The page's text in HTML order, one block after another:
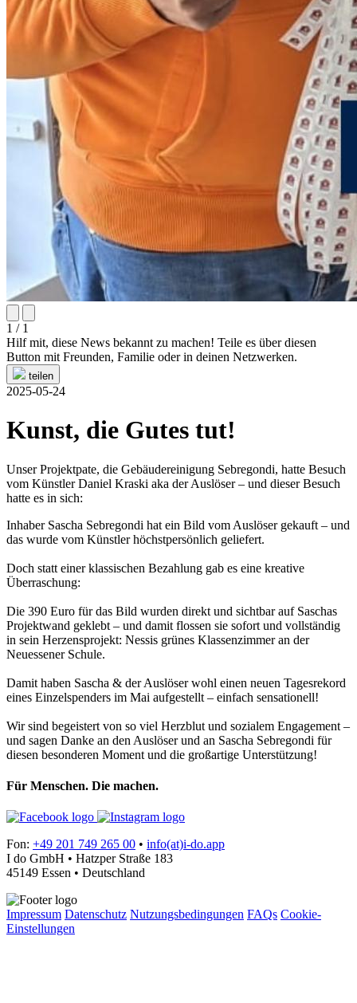
1 / 1
Hilf mit, diese News bekannt zu machen! Teile es über diesen
Button mit Freunden, Familie oder in deinen Netzwerken.
teilen
2025-05-24
Kunst, die Gutes tut!
Unser Projektpate, die Gebäudereinigung Sebregondi, hatte Besuch
vom Künstler Daniel Kraski aka der Auslöser – und dieser Besuch
hatte es in sich:
Inhaber Sascha Sebregondi hat ein Bild vom Auslöser gekauft – und
das wurde vom Künstler höchstpersönlich geliefert.
Doch statt einer klassischen Bezahlung gab es eine kreative
Überraschung:
Die 390 Euro für das Bild wurden direkt und sichtbar auf Saschas
Projektwand geklebt – und damit flossen sie sofort und vollständig
in sein Herzensprojekt: Nessis grünes Klassenzimmer an der
Neuessener Schule.
Damit haben Sascha & der Auslöser wohl einen neuen Tagesrekord
eines Einzelspenders im Mai aufgestellt – einfach sensationell!
Wir sind begeistert von so viel Herzblut und sozialem Engagement –
und sagen Danke an den Auslöser und an Sascha Sebregondi für
diesen besonderen Moment und die großartige Unterstützung!
Für Menschen. Die machen.
Fon: +49 201 749 265 00 • info(at)i-do.app
I do GmbH • Hatzper Straße 183
45149 Essen • Deutschland
Impressum Datenschutz Nutzungsbedingungen FAQs Cookie-
Einstellungen